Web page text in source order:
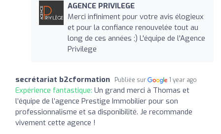
AGENCE PRIVILEGE
Merci infiniment pour votre avis élogieux
et pour la confiance renouvelée tout au
long de ces années ;) L'équipe de l'Agence
Privilege
secrétariat b2cformation Publiée sur 1 year ago
Expérience fantastique: Un grand merci à Thomas et
l’équipe de l’agence Prestige Immobilier pour son
professionnalisme et sa disponibilité. Je recommande
vivement cette agence !